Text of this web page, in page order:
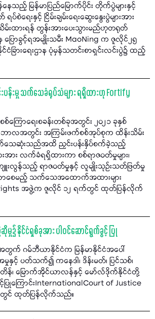
နေသည့် မြန်မာပြည်မြောက်ပိုင်း တိုက်ပွဲများနှင့်
ေးနှင့် ငြိမ်းချမ်းရေးဆွေးနွေးပွဲများအား
းထားရန် တွန်းအားပေးသွားမည်ဟုတရုတ်
န ပြောခွင့်ရအမျိုးသမီး MaoNing က ဇူလိုင်၂၅
ြားရေးဌာန ပုံမှန်သတင်းစာရှင်းလင်းပွဲ၌ ထည့်
းပန်းမှု သက်သေခံရုပ်သံများ ရရှိထားဟု Fortify
စ်ကြောရေးစခန်းတစ်ခုအတွင်း ၂၀၂၁ ခုနှစ်
ာလအတွင်း အကြမ်းဖက်စစ်အုပ်စုက ထိန်းသိမ်း
က်သေဆုံးသည်အထိ ညှင်းပန်းနှိပ်စက်ခဲ့သည့်
ား လက်ခံရရှိထားကာ စစ်ရာဇဝတ်မှုများ၊
ျူးလွန်သည့် ရာဇဝတ်မှုနှင့် လူမျိုးသုဉ်းသတ်ဖြတ်မှု
ာစေမည့် သက်သေအထောက်အထားများ
Rights အဖွဲ့က ဇူလိုင် ၁၂ ရက်တွင် ထုတ်ပြန်လိုက်
ဆိုမှု၌ နိုင်ငံရှစ်ခုအား ပါဝင်ဆောင်ရွက်ခွင့် ပြု
တွက် ဂမ်ဘီယာနိုင်ငံက မြန်မာနိုင်ငံအပေါ်
င့် ပတ်သက်၍ ကနေဒါ၊ ဒိန်းမတ်၊ ပြင်သစ်၊
ြိတိန်၊ မြောက်အိုင်ယာလန်နှင့် မော်လ်ဒိုက်နိုင်ငံတို့
ြုကြောင်းInternationalCourt of Justice
တွင် ထုတ်ပြန်လိုက်သည်။